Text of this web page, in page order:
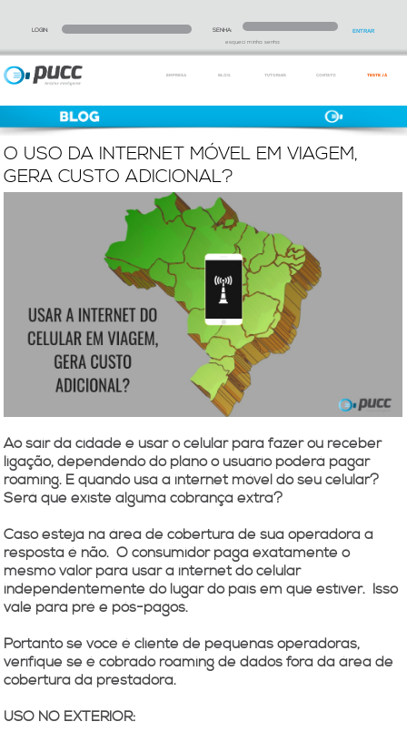
LOGIN:
SENHA:
esqueci minha senha
TESTE JÁ
CONTATO
TUTORIAIS
BLOG
EMPRESA
O USO DA INTERNET MÓVEL EM VIAGEM,
GERA CUSTO ADICIONAL?
Ao sair da cidade e usar o celular para fazer ou receber
ligação, dependendo do plano o usuário poderá pagar
roaming. E quando usa a internet móvel do seu celular?
Será que existe alguma cobrança extra?
Caso esteja na área de cobertura de sua operadora a
resposta é não. O consumidor paga exatamente o
mesmo valor para usar a internet do celular
independentemente do lugar do país em que estiver. Isso
vale para pré e pós-pagos.
Portanto se você é cliente de pequenas operadoras,
verifique se é cobrado roaming de dados fora da área de
cobertura da prestadora.
USO NO EXTERIOR: